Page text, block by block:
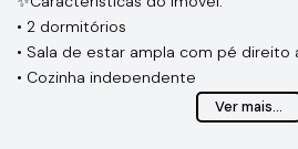
• 2 dormitórios
• Sala de estar ampla com pé direito
• Cozinha independente
Ver mais...